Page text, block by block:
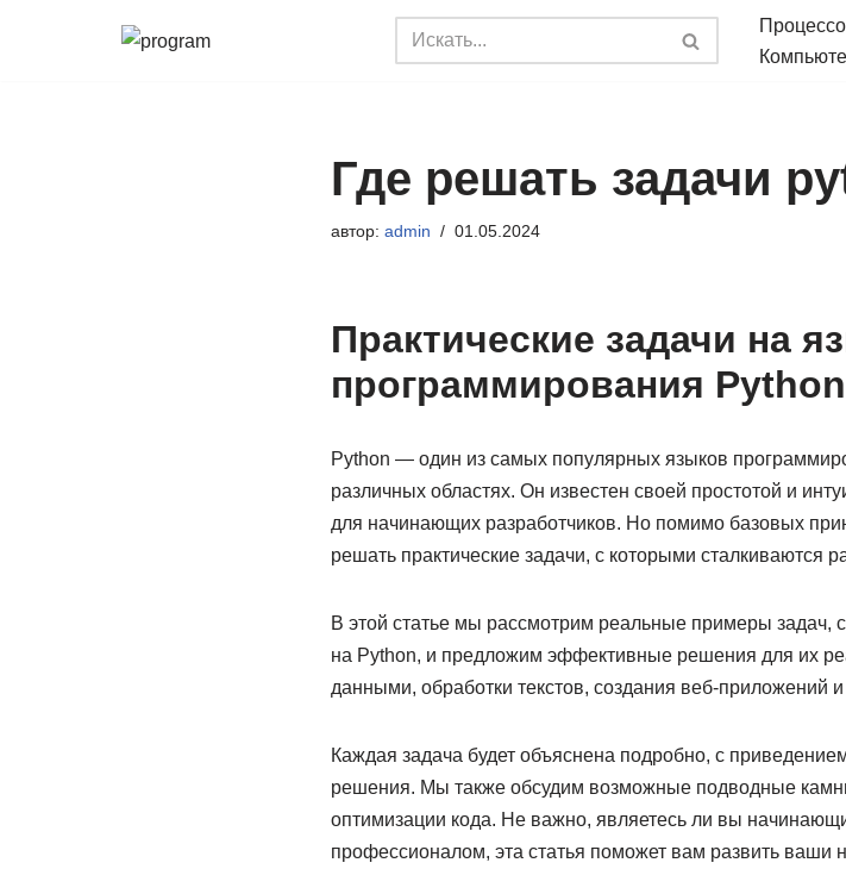
Где решать задачи
автор: admin 01.05.2024
Практические задачи на
программирования Python
Python — один из самых популярных языков
различных областях. Он известен своей простотой и
для начинающих разработчиков. Но помимо базовых
решать практические задачи, с которыми сталкиваются
В этой статье мы рассмотрим реальные примеры задач,
на Python, и предложим эффективные решения для их
данными, обработки текстов, создания веб-приложений
Каждая задача будет объяснена подробно, с
решения. Мы также обсудим возможные подводные
оптимизации кода. Не важно, являетесь ли вы
профессионалом, эта статья поможет вам развить